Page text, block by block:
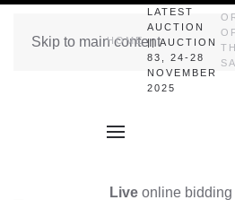
Skip to main content
HOME
LATEST
AUCTION
|| AUCTION
83, 24-28
NOVEMBER
2025
OF
Live online bidding